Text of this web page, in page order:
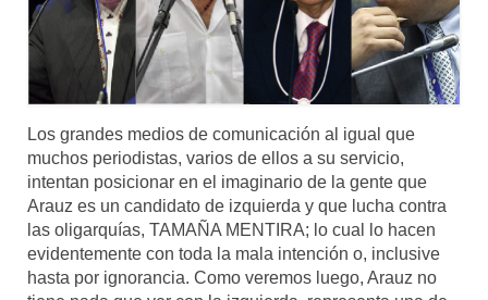
Los grandes medios de comunicación al igual que
muchos periodistas, varios de ellos a su servicio,
intentan posicionar en el imaginario de la gente que
Arauz es un candidato de izquierda y que lucha contra
las oligarquías, TAMAÑA MENTIRA; lo cual lo hacen
evidentemente con toda la mala intención o, inclusive
hasta por ignorancia. Como veremos luego, Arauz no